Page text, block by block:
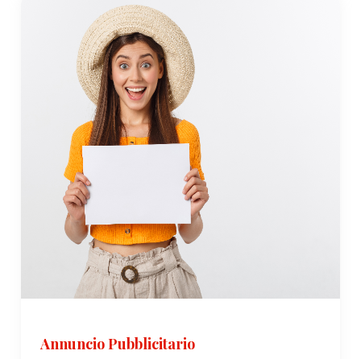
Annuncio Pubblicitario